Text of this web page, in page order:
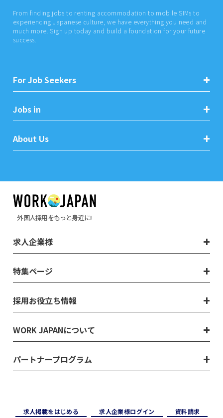
From finding jobs to renting accommodation to mobile SIMs to
experiencing Japanese culture, we have everything you need and
much more. Sign up today and build a foundation for your future
success.
For Job Seekers
Jobs in
About Us
外国人採用をもっと身近に!
求人企業様
特集ページ
採用お役立ち情報
WORK JAPANについて
パートナープログラム
求⼈掲載をはじめる 求⼈企業様ログイン
資料請求